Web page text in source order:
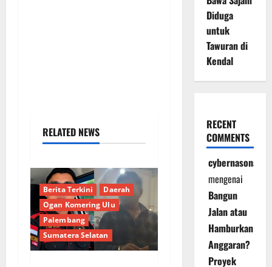
RELATED NEWS
Berita Terkini
Daerah
Ogan Komering Ulu
Palembang
Sumatera Selatan
Diduga
untuk
Tawuran di
Kendal
RECENT
COMMENTS
cybernasonal
mengenai
Bangun
Jalan atau
Hamburkan
Anggaran?
Proyek